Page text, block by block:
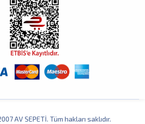
AV SEPETİ. Tüm hakları saklıdır.